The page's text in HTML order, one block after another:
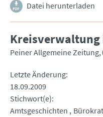
Datei herunterladen
Kreisverwaltung
Peiner Allgemeine Zeitung
Letzte Änderung
18.09.2009
Stichwort(e)
Amtsgeschichten